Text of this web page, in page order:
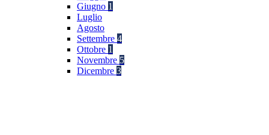
Giugno 1
Luglio
Agosto
Settembre 4
Ottobre 1
Novembre 5
Dicembre 3